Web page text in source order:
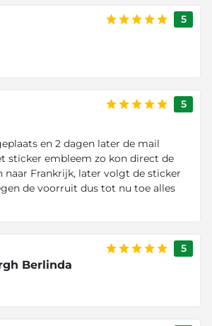
5
5
en 2 dagen later de mail
sticker embleem zo kon direct de
naar Frankrijk, later volgt de sticker
de voorruit dus tot nu toe alles
5
Berlinda